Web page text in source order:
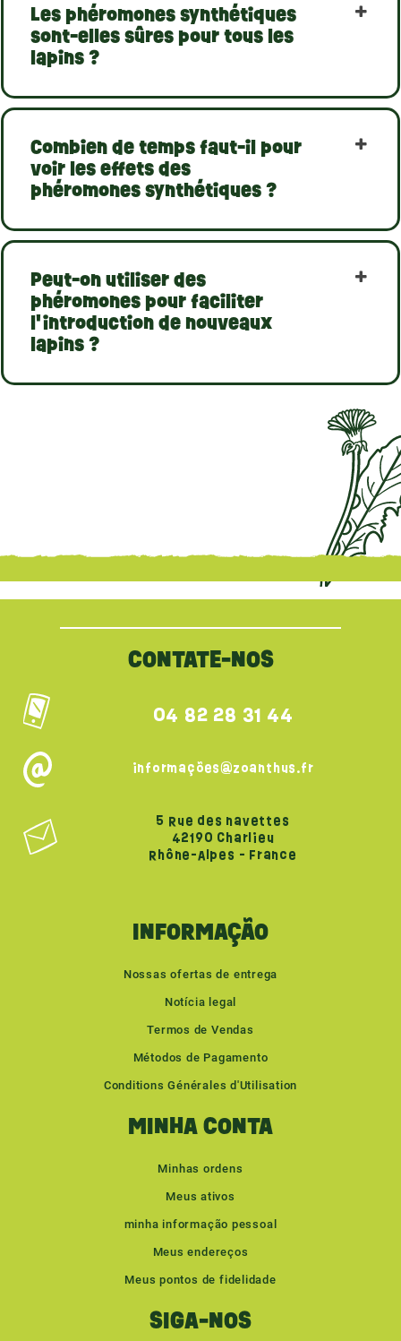
Les phéromones synthétiques
sont-elles sûres pour tous les
lapins ?
Combien de temps faut-il pour
voir les effets des
phéromones synthétiques ?
Peut-on utiliser des
phéromones pour faciliter
l'introduction de nouveaux
lapins ?
CONTATE-NOS
04 82 28 31 44
informações@zoanthus.fr
5 Rue des navettes
42190 Charlieu
Rhône-Alpes - France
INFORMAÇÃO
Nossas ofertas de entrega
Notícia legal
Termos de Vendas
Métodos de Pagamento
Conditions Générales d'Utilisation
MINHA CONTA
Minhas ordens
Meus ativos
minha informação pessoal
Meus endereços
Meus pontos de fidelidade
SIGA-NOS